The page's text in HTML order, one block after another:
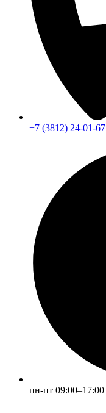
+7 (3812) 24-01-67
пн-пт 09:00–17:00